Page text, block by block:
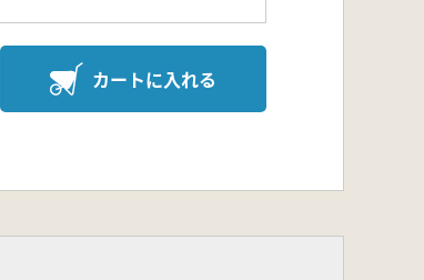
カートに入れる